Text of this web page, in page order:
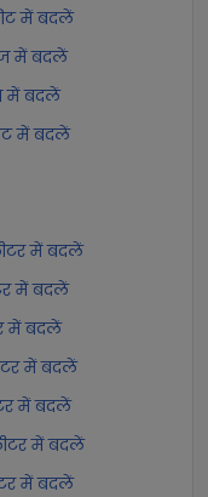
में बदलें
में बदलें
में बदलें
में बदलें
में बदलें
में बदलें
में बदलें
में बदलें
में बदलें
में बदलें
में बदलें